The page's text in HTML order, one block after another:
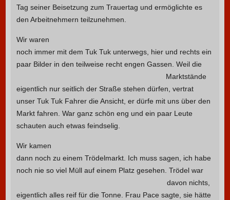
Tag seiner Beisetzung zum Trauertag und ermöglichte es
den Arbeitnehmern teilzunehmen.
Wir waren
noch immer mit dem Tuk Tuk unterwegs, hier und rechts ein
paar Bilder in den teilweise recht engen Gassen. Weil die
Marktstände
eigentlich nur seitlich der Straße stehen dürfen, vertrat
unser Tuk Tuk Fahrer die Ansicht, er dürfe mit uns über den
Markt fahren. War ganz schön eng und ein paar Leute
schauten auch etwas feindselig.
Wir kamen
dann noch zu einem Trödelmarkt. Ich muss sagen, ich habe
noch nie so viel Müll auf einem Platz gesehen. Trödel war
davon nichts,
eigentlich alles reif für die Tonne. Frau Pace sagte, sie hätte